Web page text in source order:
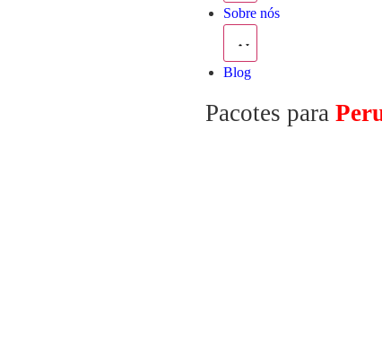
Sobre nós
Blog
Pacotes para